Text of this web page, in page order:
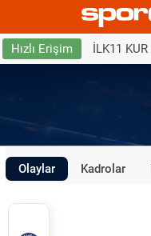
Hızlı Erişim İLK11 KUR
Olaylar Kadrolar